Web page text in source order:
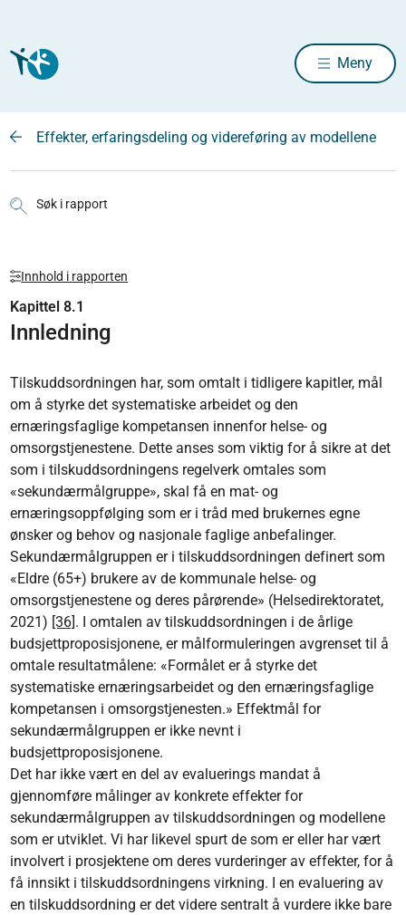
Meny
Effekter, erfaringsdeling og videreføring av modellene
Søk i rapport
Innhold i rapporten
Kapittel 8.1
Innledning
Tilskuddsordningen har, som omtalt i tidligere kapitler, mål
om å styrke det systematiske arbeidet og den
ernæringsfaglige kompetansen innenfor helse- og
omsorgstjenestene. Dette anses som viktig for å sikre at det
som i tilskuddsordningens regelverk omtales som
«sekundærmålgruppe», skal få en mat- og
ernæringsoppfølging som er i tråd med brukernes egne
ønsker og behov og nasjonale faglige anbefalinger.
Sekundærmålgruppen er i tilskuddsordningen definert som
«Eldre (65+) brukere av de kommunale helse- og
omsorgstjenestene og deres pårørende» (Helsedirektoratet,
2021) [36]. I omtalen av tilskuddsordningen i de årlige
budsjettproposisjonene, er målformuleringen avgrenset til å
omtale resultatmålene: «Formålet er å styrke det
systematiske ernæringsarbeidet og den ernæringsfaglige
kompetansen i omsorgstjenesten.» Effektmål for
sekundærmålgruppen er ikke nevnt i
budsjettproposisjonene.
Det har ikke vært en del av evaluerings mandat å
gjennomføre målinger av konkrete effekter for
sekundærmålgruppen av tilskuddsordningen og modellene
som er utviklet. Vi har likevel spurt de som er eller har vært
involvert i prosjektene om deres vurderinger av effekter, for å
få innsikt i tilskuddsordningens virkning. I en evaluering av
en tilskuddsordning er det videre sentralt å vurdere ikke bare